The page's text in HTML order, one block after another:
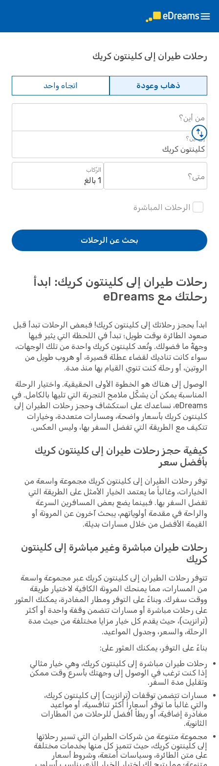
رحلات طيران إلى كلينتون كريك
ذهاب وعودة اتجاه واحد
من أين؟
إلى أين؟
كلينتون كريك
متى؟
الرُكاب
1 بالغ
الرحلات المباشرة
بحث عن الرحلات
رحلات طيران إلى كلينتون كريك: ابدأ
رحلتك مع eDreams
ابدأ بحجز رحلاتك إلى كلينتون كريك! فبعض الرحلات تبدأ قبل
صعود الطائرة بوقت طويل؛ تبدأ في اللحظة التي يثير فيها
وجهةٌ ما فضولك. وتُعد كلينتون كريك واحدة من تلك الوجهات،
سواء كانت تناديك لقضاء عطلة قصيرة، أو هروب طويل من
الروتين، أو رحلة كنت تنوي القيام بها منذ مدة.
الوصول إلى هناك هو الخطوة الأولى الحقيقية. واختيار الرحلة
المناسبة يمكن أن يشكّل ملامح التجربة التي تليها بالكامل. في
eDreams، نساعدك على استكشاف وحجز رحلات الطيران إلى
كلينتون كريك بأسعار واضحة، ومسارات متعددة، وخيارات
تتكيف مع الطريقة التي تفضل السفر بها، وليس العكس.
كيفية حجز رحلات طيران إلى كلينتون كريك
بأفضل سعر
توفر رحلات الطيران إلى كلينتون كريك مجموعة واسعة من
الخيارات، وغالباً ما يعتمد الخيار الأمثل على الطريقة التي
تفضل السفر بها. فبينما يضع بعض المسافرين السرعة
والراحة في مقدمة أولوياتهم، يبحث آخرون عن المرونة أو
القيمة الأفضل من خلال مسارات بديلة.
رحلات طيران مباشرة وغير مباشرة إلى كلينتون
كريك
تتوفر رحلات الطيران إلى كلينتون كريك عبر مجموعة واسعة
من المسارات، مما يمنحك المرونة الكافية لاختيار طريقة
ووقت سفرك. وبناءً على التوفر ومطار المغادرة، يمكنك العثور
على رحلات مباشرة أو مسارات تتضمن وقفة واحدة أو أكثر
(ترانزيت)، حيث يقدم كل خيار مزايا مختلفة من حيث مدة
الرحلة، والسعر، وجدول المواعيد.
بناءً على التوفر، يمكنك العثور على:
رحلات طيران مباشرة إلى كلينتون كريك، وهي خيار مثالي
إذا كنت ترغب في الوصول إلى وجهتك بأسرع وقت ممكن
وتقليل مدة السفر.
مسارات تتضمن توقفات (ترانزيت) إلى كلينتون كريك،
والتي غالباً ما توفر أسعاراً أكثر تنافسية، أو مواعيد
مغادرة إضافية، أو ربطاً أفضل للرحلات من المطارات
الثانوية.
مجموعة متنوعة من شركات الطيران التي تسير رحلاتها
إلى كلينتون كريك، حيث تتميز كل منها بخدمات مختلفة
على متن الطائرة، وسياسات أمتعة، وشروط أسعار